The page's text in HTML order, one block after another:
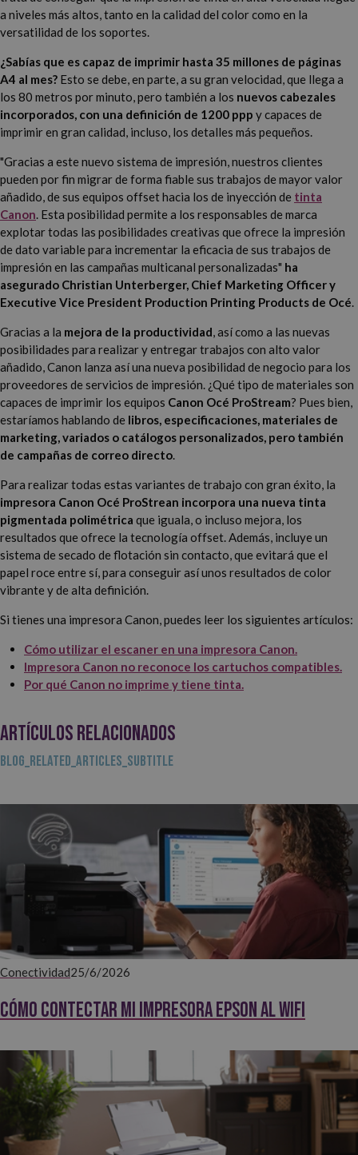
a niveles más altos, tanto en la calidad del color como en la
versatilidad de los soportes.
¿Sabías que es capaz de imprimir hasta 35 millones de páginas
A4 al mes? Esto se debe, en parte, a su gran velocidad, que llega a
los 80 metros por minuto, pero también a los nuevos cabezales
incorporados, con una definición de 1200 ppp y capaces de
imprimir en gran calidad, incluso, los detalles más pequeños.
"Gracias a este nuevo sistema de impresión, nuestros clientes
pueden por fin migrar de forma fiable sus trabajos de mayor valor
añadido, de sus equipos offset hacia los de inyección de tinta
Canon. Esta posibilidad permite a los responsables de marca
explotar todas las posibilidades creativas que ofrece la impresión
de dato variable para incrementar la eficacia de sus trabajos de
impresión en las campañas multicanal personalizadas" ha
asegurado Christian Unterberger, ‎Chief Marketing Officer y
Executive Vice President Production Printing Products de Océ.
Gracias a la mejora de la productividad, así como a las nuevas
posibilidades para realizar y entregar trabajos con alto valor
añadido, Canon lanza así una nueva posibilidad de negocio para los
proveedores de servicios de impresión. ¿Qué tipo de materiales son
capaces de imprimir los equipos Canon Océ ProStream? Pues bien,
estaríamos hablando de libros, especificaciones, materiales de
marketing, variados o catálogos personalizados, pero también
de campañas de correo directo.
Para realizar todas estas variantes de trabajo con gran éxito, la
impresora Canon Océ ProStrean incorpora una nueva tinta
pigmentada polimétrica que iguala, o incluso mejora, los
resultados que ofrece la tecnología offset. Además, incluye un
sistema de secado de flotación sin contacto, que evitará que el
papel roce entre sí, para conseguir así unos resultados de color
vibrante y de alta definición.
Si tienes una impresora Canon, puedes leer los siguientes artículos:
Cómo utilizar el escaner en una impresora Canon.
Impresora Canon no reconoce los cartuchos compatibles.
Por qué Canon no imprime y tiene tinta.
ARTÍCULOS RELACIONADOS
BLOG_RELATED_ARTICLES_SUBTITLE
Conectividad25/6/2026
Cómo contectar mi impresora EPSON al WiFi